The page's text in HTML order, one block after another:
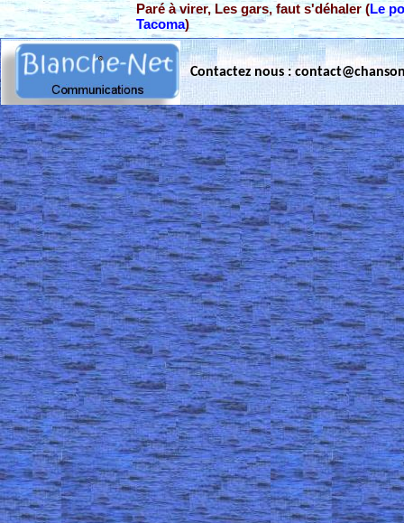
Paré à virer, Les gars, faut s'déhaler (Le
Tacoma)
Contactez nous :